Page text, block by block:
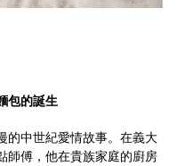
包的誕生
的中世紀愛情故事。在義大
師傅，他在貴族家庭的廚房